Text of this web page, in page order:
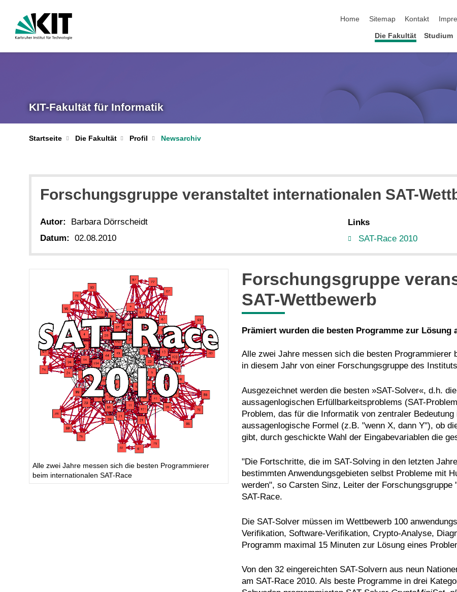
Home
Sitemap Kontakt
Die Fakultät Studium
KIT-Fakultät für Informatik
Startseite Die Fakultät Profil Newsarchiv
Forschungsgruppe veranstaltet internationalen SAT-
Autor:
Barbara Dörrscheidt
Datum:
02.08.2010
Links
SAT-Race 2010
Alle zwei Jahre messen sich die besten Programmierer
beim internationalen SAT-Race
Forschungsgruppe
SAT-Wettbewerb
Prämiert wurden die besten Programme zur Lösung
Alle zwei Jahre messen sich die besten Programmierer
in diesem Jahr von einer Forschungsgruppe des
Ausgezeichnet werden die besten »SAT-Solver«, d.h.
aussagenlogischen Erfüllbarkeitsproblems (SAT-
Problem, das für die Informatik von zentraler
aussagenlogische Formel (z.B. "wenn X, dann Y"), ob
gibt, durch geschickte Wahl der Eingabevariablen die
"Die Fortschritte, die im SAT-Solving in den letzten
bestimmten Anwendungsgebieten selbst Probleme mit
werden", so Carsten Sinz, Leiter der
SAT-Race.
Die SAT-Solver müssen im Wettbewerb 100
Verifikation, Software-Verifikation, Crypto-Analyse,
Programm maximal 15 Minuten zur Lösung eines
Von den 32 eingereichten SAT-Solvern aus neun
am SAT-Race 2010. Als beste Programme in drei